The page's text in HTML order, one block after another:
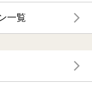
一覧